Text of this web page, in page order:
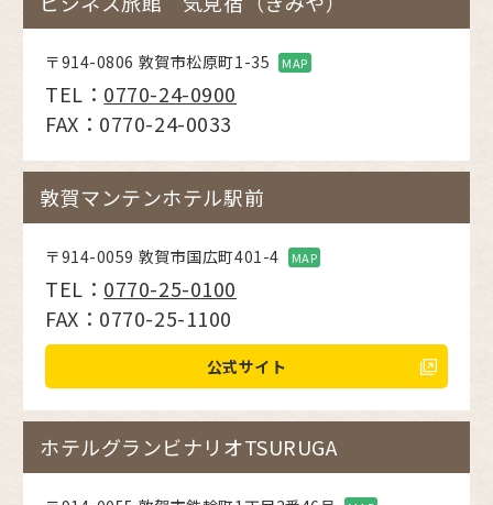
〒914-0806 敦賀市松原町1-35 MAP
TEL： 0770-24-0900
FAX：0770-24-0033
敦賀マンテンホテル駅前
〒914-0059 敦賀市国広町401-4 MAP
TEL： 0770-25-0100
FAX：0770-25-1100
公式サイト
ホテルグランビナリオTSURUGA